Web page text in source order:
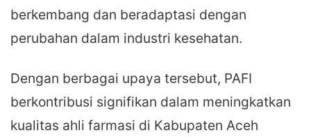
berkembang dan beradaptasi dengan
perubahan dalam industri kesehatan.
Dengan berbagai upaya tersebut, PAFI
berkontribusi signifikan dalam meningkatkan
kualitas ahli farmasi di Kabupaten Aceh